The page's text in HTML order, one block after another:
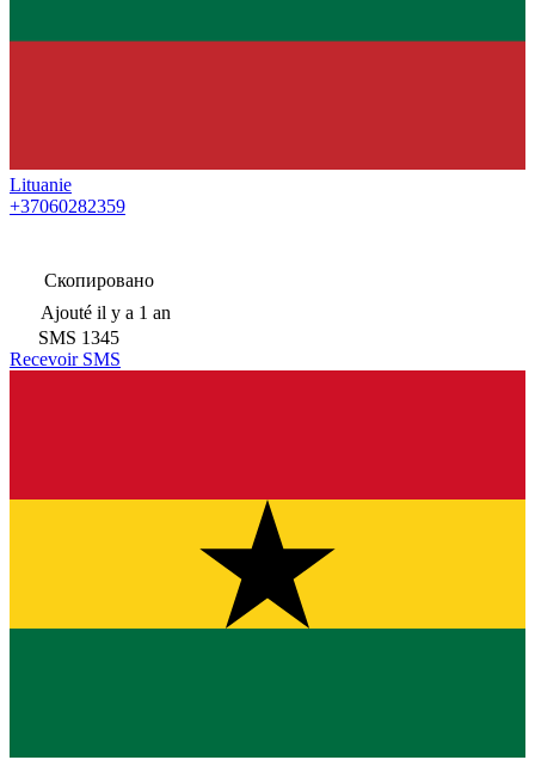
Lituanie
+37060282359
Скопировано
Ajouté il y a 1 an
SMS 1345
Recevoir SMS